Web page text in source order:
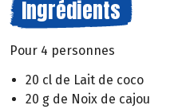
Ingrédients
Pour 4 personnes
20 cl de Lait de coco
20 g de Noix de cajou